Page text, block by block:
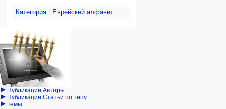
Категория: Еврейский алфавит
Навигация
персональные инструменты
войти
запрос
учётной
записи
категории
Израиль:Страна и
государство
Иудаизм
Народ
Проекты
Проекты/Участники/
дополнения
Публикации:Авторы
Публикации:Статьи по типу
Темы